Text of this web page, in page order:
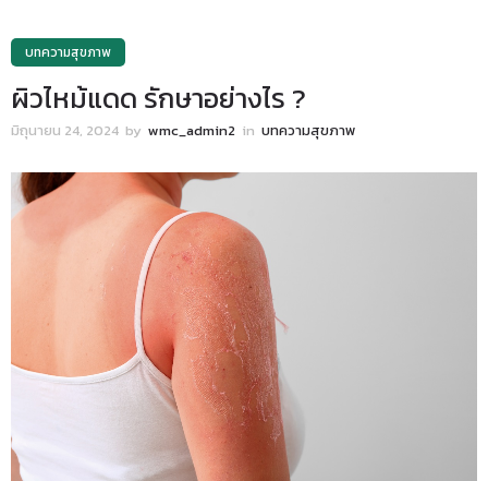
บทความสุขภาพ
ผิวไหม้แดด รักษาอย่างไร ?
มิถุนายน 24, 2024 by wmc_admin2 in บทความสุขภาพ